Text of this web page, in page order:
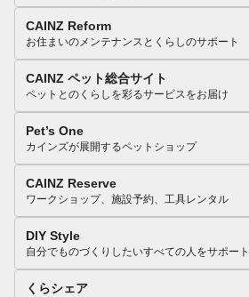
CAINZ Reform
お住まいのメンテナンスとくらしのサポート
CAINZ ペット総合サイト
ペットとのくらしを彩るサービスをお届け
Pet’s One
カインズが展開するペットショップ
CAINZ Reserve
ワークショップ、施設予約、工具レンタル
DIY Style
自分でものづくりしたいすべての人をサポート
くらシェア